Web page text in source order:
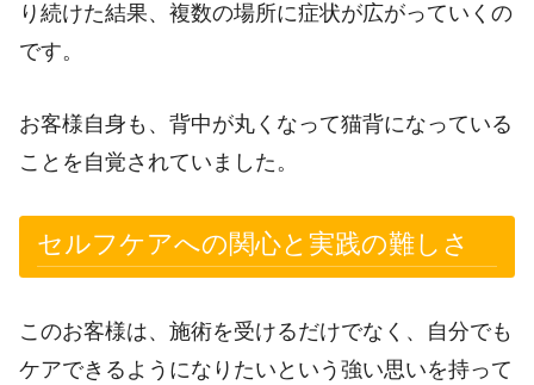
り続けた結果、複数の場所に症状が広がっていくの
です。
お客様自身も、背中が丸くなって猫背になっている
ことを自覚されていました。
セルフケアへの関心と実践の難しさ
このお客様は、施術を受けるだけでなく、自分でも
ケアできるようになりたいという強い思いを持って